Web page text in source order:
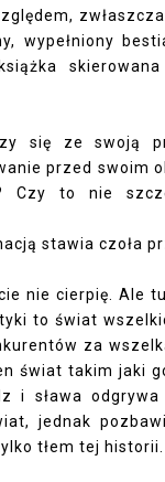
wypełniony
się ze swoją
przed swoim
Czy to nie
stawia czoła
nie cierpię. Ale
to świat
za
świat takim jaki
i sława
jednak
tłem tej historii.